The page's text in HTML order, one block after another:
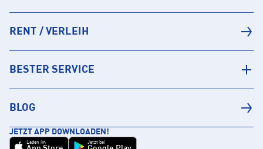
RENT / VERLEIH
BESTER SERVICE
BLOG
JETZT APP DOWNLOADEN!
Laden im Jetzt bei